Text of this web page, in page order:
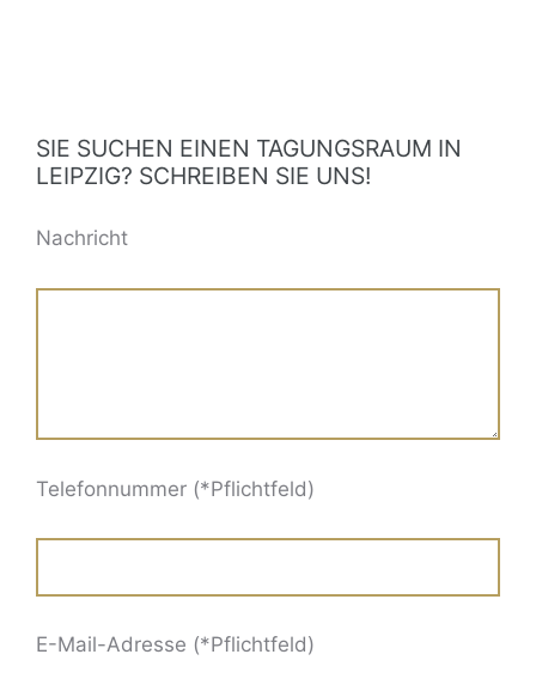
SIE SUCHEN EINEN TAGUNGSRAUM IN
LEIPZIG? SCHREIBEN SIE UNS!
BITTE LASSE DIESES FELD LEER.
Nachricht
Telefonnummer (*Pflichtfeld)
E-Mail-Adresse (*Pflichtfeld)